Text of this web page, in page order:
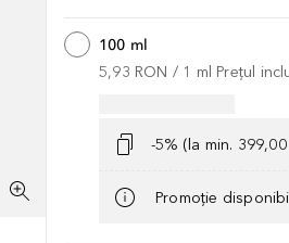
100 ml
5,93 RON / 1 ml Prețul
-5% (la min.
Promoție